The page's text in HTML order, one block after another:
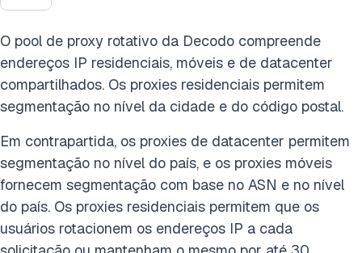
O pool de proxy rotativo da Decodo compreende
endereços IP residenciais, móveis e de datacenter
compartilhados. Os proxies residenciais permitem
segmentação no nível da cidade e do código postal.
Em contrapartida, os proxies de datacenter permitem
segmentação no nível do país, e os proxies móveis
fornecem segmentação com base no ASN e no nível
do país. Os proxies residenciais permitem que os
usuários rotacionem os endereços IP a cada